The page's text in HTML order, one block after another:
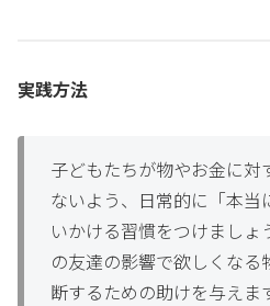
実践方法
子どもたちが物やお金に
ないよう、日常的に「本当
いかける習慣をつけましょ
の友達の影響で欲しくなる
断するための助けを与えま